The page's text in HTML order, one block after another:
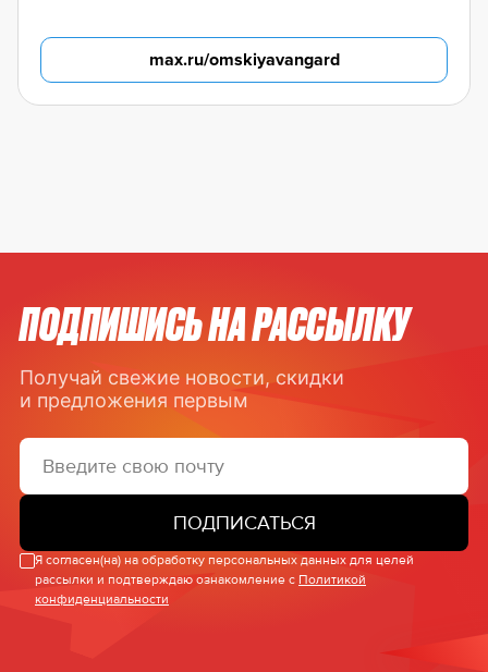
max.ru/omskiyavangard
ПОДПИШИСЬ НА РАССЫЛКУ
Получай свежие новости, скидки
и предложения первым
ПОДПИСАТЬСЯ
Я согласен(на) на обработку персональных данных для целей
рассылки и подтверждаю ознакомление с Политикой
конфиденциальности